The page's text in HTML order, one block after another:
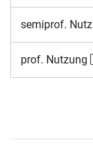
semiprof.
prof. Nutzung